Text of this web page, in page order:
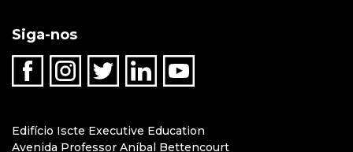
Siga-nos
Edifício Iscte Executive Education
Avenida Professor Aníbal Bettencourt